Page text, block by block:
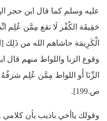
عليه وسلم كما قال ابن حجر
حَقِيقَة الكُفْر لَا تقع مِمَّن عُلِم
وقوع الزنا واللواط منهم
الزِّنَا أَو اللواط مِمَّن عُلِم
ص.199].
وقولك ياأخي باذيب بأن كلامي